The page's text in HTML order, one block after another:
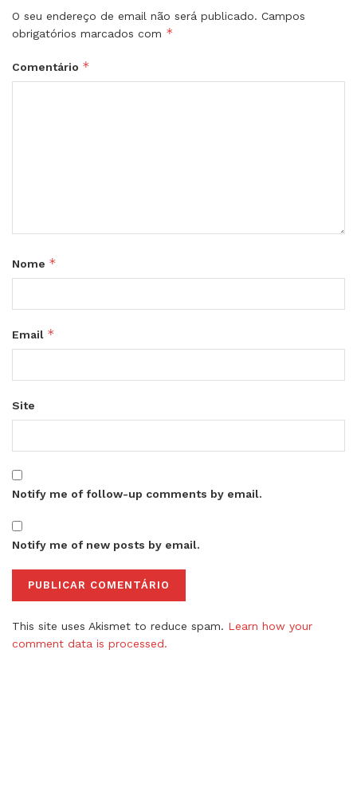
O seu endereço de email não será publicado. Campos
obrigatórios marcados com *
Comentário *
Nome *
Email *
Site
Notify me of follow-up comments by email.
Notify me of new posts by email.
This site uses Akismet to reduce spam. Learn how your
comment data is processed.